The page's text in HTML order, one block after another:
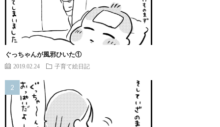
ぐっちゃんが風邪ひいた①
2019.02.24 子育て絵日記